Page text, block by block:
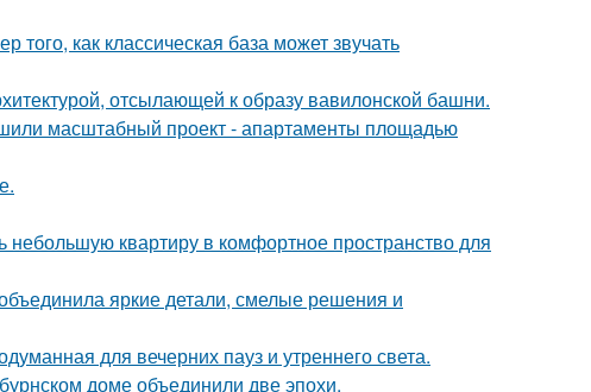
как классическая база может звучать
отсылающей к образу вавилонской башни.
масштабный проект - апартаменты площадью
небольшую квартиру в комфортное пространство для
яркие детали, смелые решения и
для вечерних пауз и утреннего света.
доме объединили две эпохи.